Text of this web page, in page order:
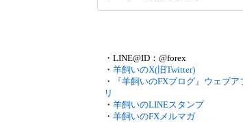
・LINE@ID：@forex
・ 羊飼いのX(旧Twitter)
・
『羊飼いのFXブログ』ウェブア
リ
・ 羊飼いのLINEスタンプ
・ 羊飼いのFXメルマガ